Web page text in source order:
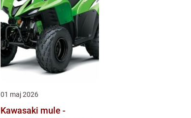
01 maj 2026
Kawasaki mule -